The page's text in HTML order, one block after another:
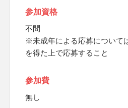
参加資格
不問
※未成年による応募について
を得た上で応募すること
参加費
無し